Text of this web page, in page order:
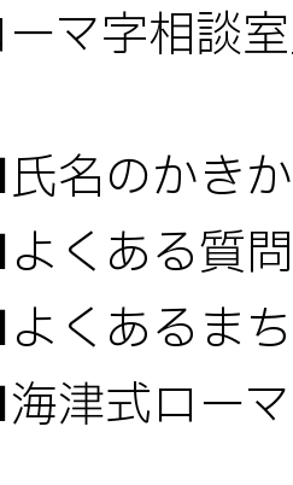
ーマ字相談
氏名のかき
よくある質
よくあるま
海津式ロー